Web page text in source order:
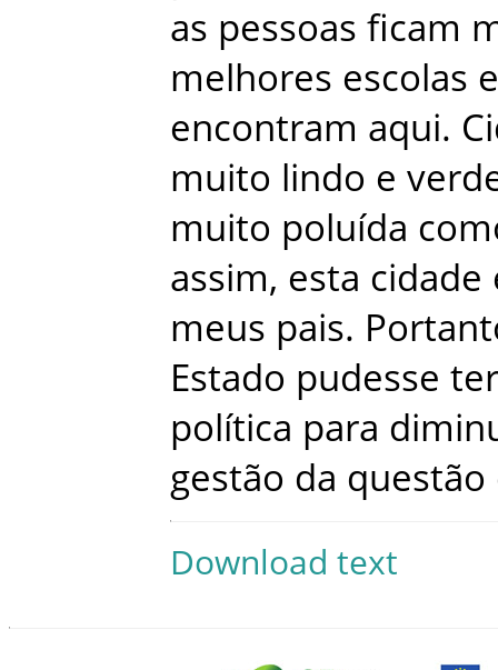
as pessoas ficam
melhores escolas e
encontram aqui.
muito lindo e
muito poluída
assim, esta cidade
meus pais.
Estado pudesse ter
política para
gestão da questão
Download text